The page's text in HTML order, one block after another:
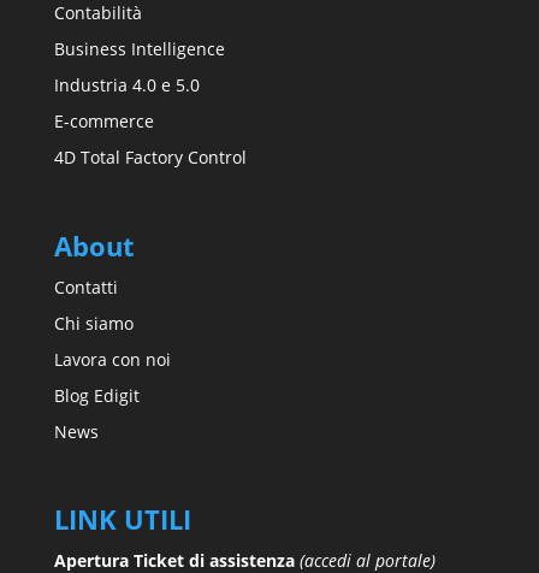
Contabilità
Business Intelligence
Industria 4.0 e 5.0
E-commerce
4D Total Factory Control
About
Contatti
Chi siamo
Lavora con noi
Blog Edigit
News
LINK UTILI
Apertura Ticket di assistenza(accedi al portale)